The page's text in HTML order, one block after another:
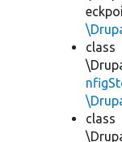
class
class